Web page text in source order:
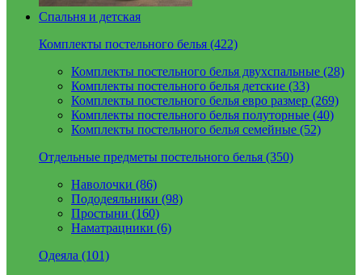
Спальня и детская
Комплекты постельного белья (422)
Комплекты постельного белья двухспальные (28)
Комплекты постельного белья детские (33)
Комплекты постельного белья евро размер (269)
Комплекты постельного белья полуторные (40)
Комплекты постельного белья семейные (52)
Отдельные предметы постельного белья (350)
Наволочки (86)
Пододеяльники (98)
Простыни (160)
Наматрацники (6)
Одеяла (101)